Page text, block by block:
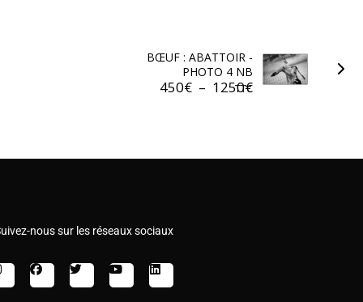
BŒUF : ABATTOIR -
PHOTO 4 NB
450€ – 1250€
TTC
nous sur les réseaux sociaux